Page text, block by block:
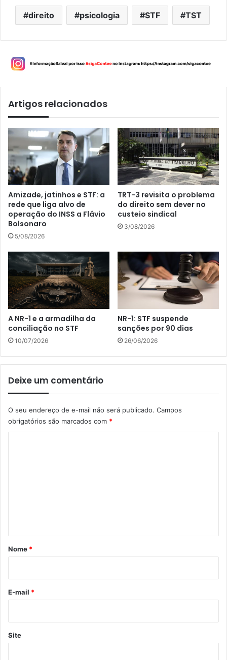
direito psicologia STF TST
Artigos relacionados
Amizade, jatinhos e STF: a
rede que liga alvo de
operação do INSS a Flávio
Bolsonaro
5/08/2026
TRT-3 revisita o problema
do direito sem dever no
custeio sindical
3/08/2026
A NR-1 e a armadilha da
conciliação no STF
10/07/2026
NR-1: STF suspende
sanções por 90 dias
26/06/2026
Deixe um comentário
O seu endereço de e-mail não será publicado. Campos
obrigatórios são marcados com *
r
*
Nome *
E-mail *
Site